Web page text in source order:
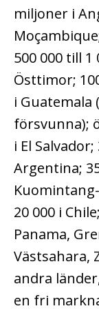
miljoner i
500 000 till 1
Östtimor;
i Guatemala
försvunna);
i El
Argentina;
20 000 i
Panama,
Västsahara,
andra
en fri